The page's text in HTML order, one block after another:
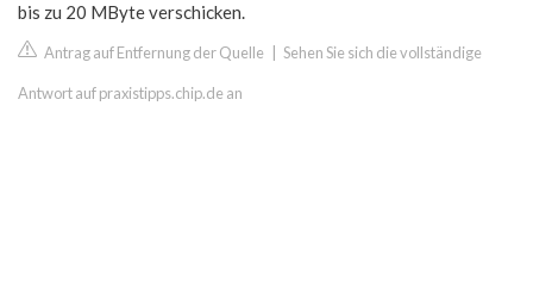
bis zu 20 MByte verschicken.
Antrag auf Entfernung der Quelle Sehen Sie sich die vollständige
Antwort auf praxistipps.chip.de an